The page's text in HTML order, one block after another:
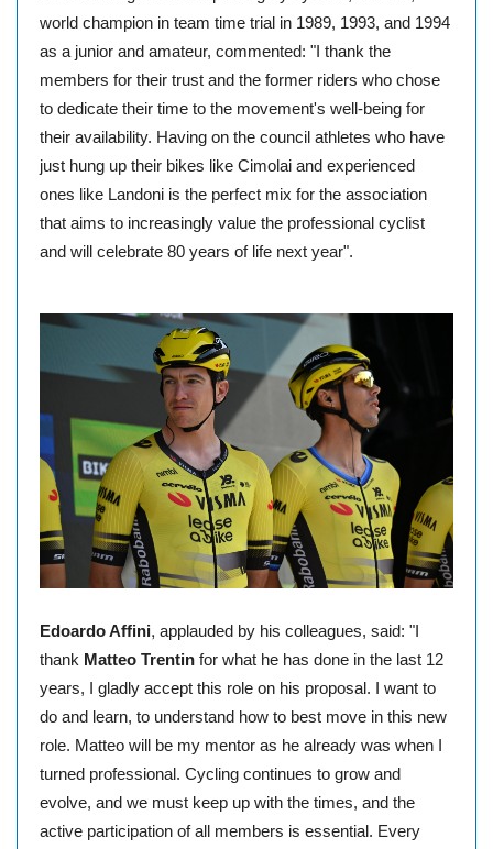
world champion in team time trial in 1989, 1993, and 1994
as a junior and amateur, commented: "I thank the
members for their trust and the former riders who chose
to dedicate their time to the movement's well-being for
their availability. Having on the council athletes who have
just hung up their bikes like Cimolai and experienced
ones like Landoni is the perfect mix for the association
that aims to increasingly value the professional cyclist
and will celebrate 80 years of life next year".
Edoardo Affini, applauded by his colleagues, said: "I
thank Matteo Trentin for what he has done in the last 12
years, I gladly accept this role on his proposal. I want to
do and learn, to understand how to best move in this new
role. Matteo will be my mentor as he already was when I
turned professional. Cycling continues to grow and
evolve, and we must keep up with the times, and the
active participation of all members is essential. Every